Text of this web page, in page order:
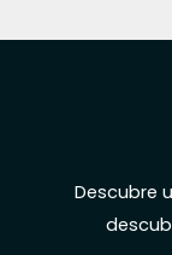
Descubre